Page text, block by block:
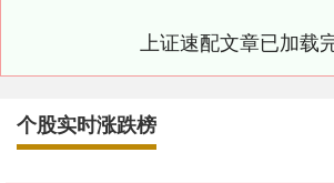
上证速配文章已加载
个股实时涨跌榜